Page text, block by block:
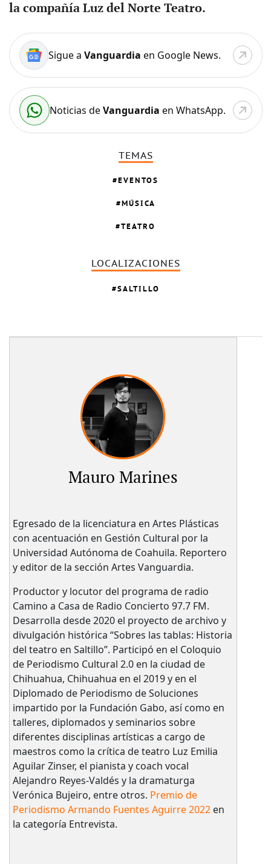
la compañía Luz del Norte Teatro.
Sigue a Vanguardia en Google News.
Noticias deVanguardia en WhatsApp.
TEMAS
EVENTOS
MÚSICA
TEATRO
LOCALIZACIONES
SALTILLO
Mauro Marines
Egresado de la licenciatura en Artes Plásticas
con acentuación en Gestión Cultural por la
Universidad Autónoma de Coahuila. Reportero
y editor de la sección Artes Vanguardia.
Productor y locutor del programa de radio
Camino a Casa de Radio Concierto 97.7 FM.
Desarrolla desde 2020 el proyecto de archivo y
divulgación histórica “Sobres las tablas: Historia
del teatro en Saltillo”. Participó en el Coloquio
de Periodismo Cultural 2.0 en la ciudad de
Chihuahua, Chihuahua en el 2019 y en el
Diplomado de Periodismo de Soluciones
impartido por la Fundación Gabo, así como en
talleres, diplomados y seminarios sobre
diferentes disciplinas artísticas a cargo de
maestros como la crítica de teatro Luz Emilia
Aguilar Zinser, el pianista y coach vocal
Alejandro Reyes-Valdés y la dramaturga
Verónica Bujeiro, entre otros. Premio de
Periodismo Armando Fuentes Aguirre 2022en
la categoría Entrevista.